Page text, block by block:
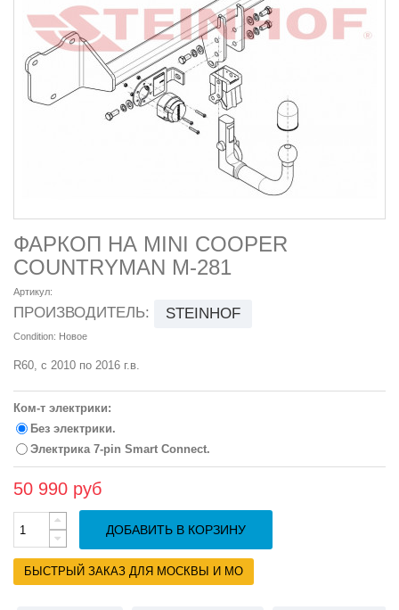
ФАРКОП НА MINI COOPER
COUNTRYMAN M-281
Артикул:
ПРОИЗВОДИТЕЛЬ: STEINHOF
Condition: Новое
R60, с 2010 по 2016 г.в.
Ком-т электрики:
Без электрики.
Электрика 7-pin Smart Connect.
50 990 руб
ДОБАВИТЬ В КОРЗИНУ
БЫСТРЫЙ ЗАКАЗ ДЛЯ МОСКВЫ И МО